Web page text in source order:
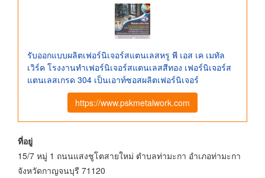
รับออกแบบผลิตเฟอร์นิเจอร์สแตนเลสหรู พี เอส เค เมทัล
เวิร์ค โรงงานทําเฟอร์นิเจอร์สแตนเลสสีทอง เฟอร์นิเจอร์ส
แตนเลสเกรด 304 เป็นเอาท์ซอสผลิตเฟอร์นิเจอร์
https://www.pskmetalwork.com
ที่อยู่
15/7 หมู่ 1 ถนนแสงชูโตสายใหม่ ตำบลท่ามะกา อำเภอท่ามะกา
จังหวัดกาญจนบุรี 71120